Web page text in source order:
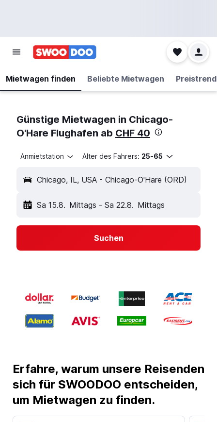
Mietwagen finden Beliebte Mietwagen
Günstige Mietwagen in Chicago-
O'Hare Flughafen ab CHF 40
Anmietstation Alter des Fahrers: 25-65
Chicago, IL, USA - Chicago-O'Hare (ORD)
Sa 15.8. Mittags - Sa 22.8. Mittags
Suchen
Erfahre, warum unsere Reisenden
sich für SWOODOO entscheiden,
um Mietwagen zu finden.